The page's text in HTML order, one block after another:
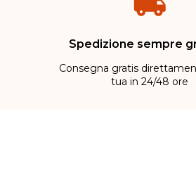
Spedizione sempre
Consegna gratis
tua in 24/48 ore